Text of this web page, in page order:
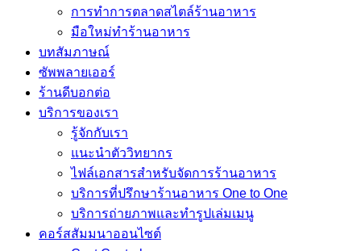
การทำการตลาดสไตล์ร้านอาหาร
มือใหม่ทำร้านอาหาร
บทสัมภาษณ์
ซัพพลายเออร์
ร้านดีบอกต่อ
บริการของเรา
รู้จักกับเรา
แนะนำตัววิทยากร
ไฟล์เอกสารสำหรับจัดการร้านอาหาร
บริการที่ปรึกษาร้านอาหาร One to One
บริการถ่ายภาพและทำรูปเล่มเมนู
คอร์สสัมมนาออนไซต์